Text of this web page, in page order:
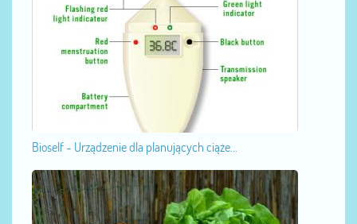
Bioself - Urządzenie dla planujących ciąże...